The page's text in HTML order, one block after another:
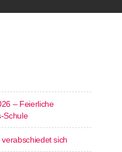
– Feierliche
Schule
sich